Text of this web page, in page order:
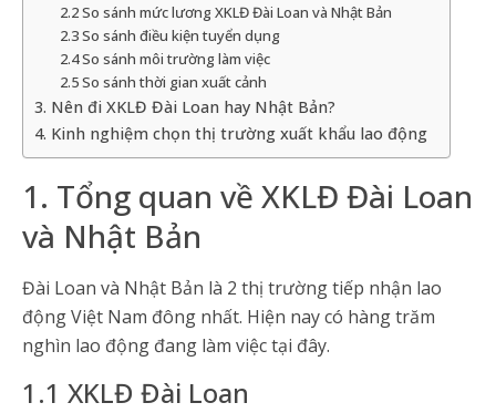
2.2 So sánh mức lương XKLĐ Đài Loan và Nhật Bản
2.3 So sánh điều kiện tuyển dụng
2.4 So sánh môi trường làm việc
2.5 So sánh thời gian xuất cảnh
3. Nên đi XKLĐ Đài Loan hay Nhật Bản?
4. Kinh nghiệm chọn thị trường xuất khẩu lao động
1. Tổng quan về XKLĐ Đài Loan
và Nhật Bản
Đài Loan và Nhật Bản là 2 thị trường tiếp nhận lao
động Việt Nam đông nhất. Hiện nay có hàng trăm
nghìn lao động đang làm việc tại đây.
1.1 XKLĐ Đài Loan